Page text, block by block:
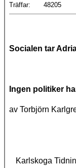
Träffar:
48205
Socialen tar
Ingen politiker
av Torbjörn
Karlskoga